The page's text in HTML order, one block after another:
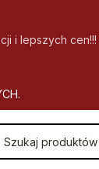
i lepszych cen!!!